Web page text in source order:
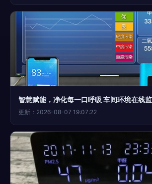
智慧赋能，净化每一口呼吸 车间环境在线
更新：2026-08-07 19:07:22